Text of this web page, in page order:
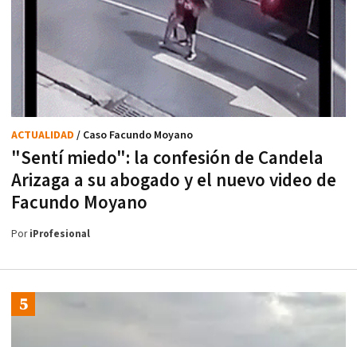
"Sentí miedo": la confesión de Candela
Arizaga a su abogado y el nuevo video de
Facundo Moyano
ACTUALIDAD / Caso Facundo Moyano
PoriProfesional